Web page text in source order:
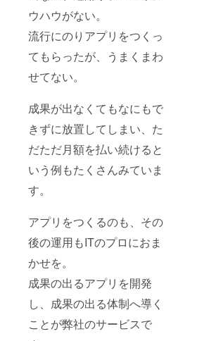
ウハウがない。
流行にのりアプリをつくっ
てもらったが、うまくまわ
せてない。
成果が出なくてもなにもで
きずに放置してしまい、た
だただ月額を払い続けると
いう例もたくさんみていま
す。
アプリをつくるのも、その
後の運用もITのプロにおま
かせを。
成果の出るアプリを開発
し、成果の出る体制へ導く
ことが弊社のサービスで